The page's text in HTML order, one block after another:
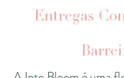
Entregas